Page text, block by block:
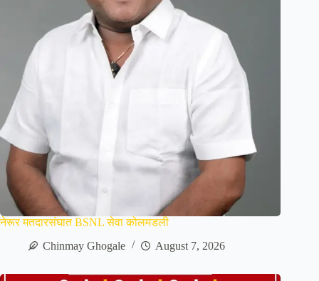
नेरूर मतदारसंघात BSNL सेवा कोलमडली
Chinmay Ghogale
August 7, 2026